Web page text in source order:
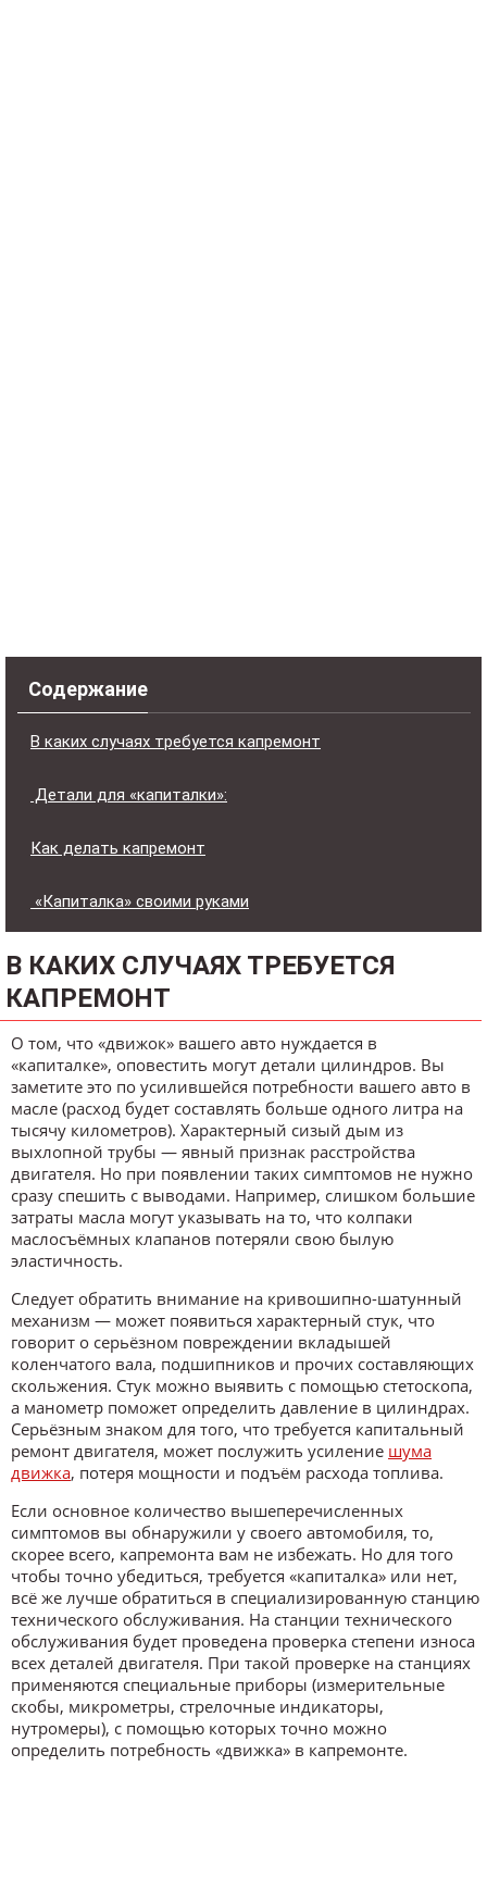
Содержание
В каких случаях требуется капремонт
Детали для «капиталки»:
Как делать капремонт
«Капиталка» своими руками
В КАКИХ СЛУЧАЯХ ТРЕБУЕТСЯ
КАПРЕМОНТ
О том, что «движок» вашего авто нуждается в
«капиталке», оповестить могут детали цилиндров. Вы
заметите это по усилившейся потребности вашего авто в
масле (расход будет составлять больше одного литра на
тысячу километров). Характерный сизый дым из
выхлопной трубы — явный признак расстройства
двигателя. Но при появлении таких симптомов не нужно
сразу спешить с выводами. Например, слишком большие
затраты масла могут указывать на то, что колпаки
маслосъёмных клапанов потеряли свою былую
эластичность.
Следует обратить внимание на кривошипно-шатунный
механизм — может появиться характерный стук, что
говорит о серьёзном повреждении вкладышей
коленчатого вала, подшипников и прочих составляющих
скольжения. Стук можно выявить с помощью стетоскопа,
а манометр поможет определить давление в цилиндрах.
Серьёзным знаком для того, что требуется капитальный
ремонт двигателя, может послужить усиление шума
движка, потеря мощности и подъём расхода топлива.
Если основное количество вышеперечисленных
симптомов вы обнаружили у своего автомобиля, то,
скорее всего, капремонта вам не избежать. Но для того
чтобы точно убедиться, требуется «капиталка» или нет,
всё же лучше обратиться в специализированную станцию
технического обслуживания. На станции технического
обслуживания будет проведена проверка степени износа
всех деталей двигателя. При такой проверке на станциях
применяются специальные приборы (измерительные
скобы, микрометры, стрелочные индикаторы,
нутромеры), с помощью которых точно можно
определить потребность «движка» в капремонте.